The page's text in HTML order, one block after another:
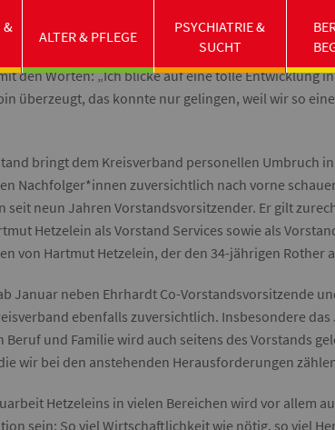
Kreisverband hinaus positiv für den
verabschiedete sich Hartmut Hetzelein von
den Worten: „Ich blicke auf eine tolle Entwicklung
überzeugt, das konnte nur gelingen, weil wir so
bringt dem Kreisverband personellen Umbruch
Nachfolger*innen zuversichtlich nach vorne
seit neun Jahren Vorstandsvorsitzender. Er gilt
Hetzelein als Vorstand Services sowie als
von Hartmut Hetzelein, der den 34-jährigen
Januar neben Ehrhardt Co-Vorstandsvorsitzende
ebenfalls zuversichtlich. Insbesondere
Beruf und Familie wird auch seitens des Vorstands
wir bei den anstehenden Herausforderungen
Hetzeleins in vielen Bereichen wird vor allem
sein: So viel Wirtschaftlichkeit wie nötig, so viel
&
ALTER & PFLEGE
PSYCHIATRIE &
SUCHT